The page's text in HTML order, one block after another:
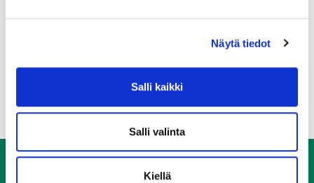
Näytä tiedot
Salli kaikki
Salli valinta
Kiellä
lassi.karjalainen@jyy.fi